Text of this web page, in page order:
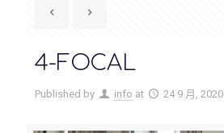
4-FOCAL
Published by info at 24 9 月, 2020